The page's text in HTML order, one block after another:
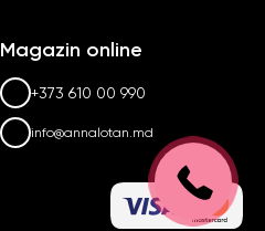
Magazin online
+373 610 00 990
info@annalotan.md